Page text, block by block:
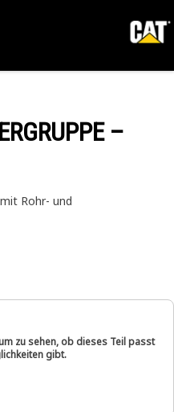
–
Rohr- und
zu sehen, ob dieses Teil passt
gibt.